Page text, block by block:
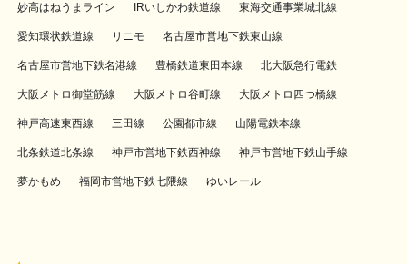
妙高はねうまライン IRいしかわ鉄道線 東海交通事業城北線
愛知環状鉄道線 リニモ 名古屋市営地下鉄東山線
名古屋市営地下鉄名港線 豊橋鉄道東田本線 北大阪急行電鉄
大阪メトロ御堂筋線 大阪メトロ谷町線 大阪メトロ四つ橋線
神戸高速東西線 三田線 公園都市線 山陽電鉄本線
北条鉄道北条線 神戸市営地下鉄西神線 神戸市営地下鉄山手線
夢かもめ 福岡市営地下鉄七隈線 ゆいレール